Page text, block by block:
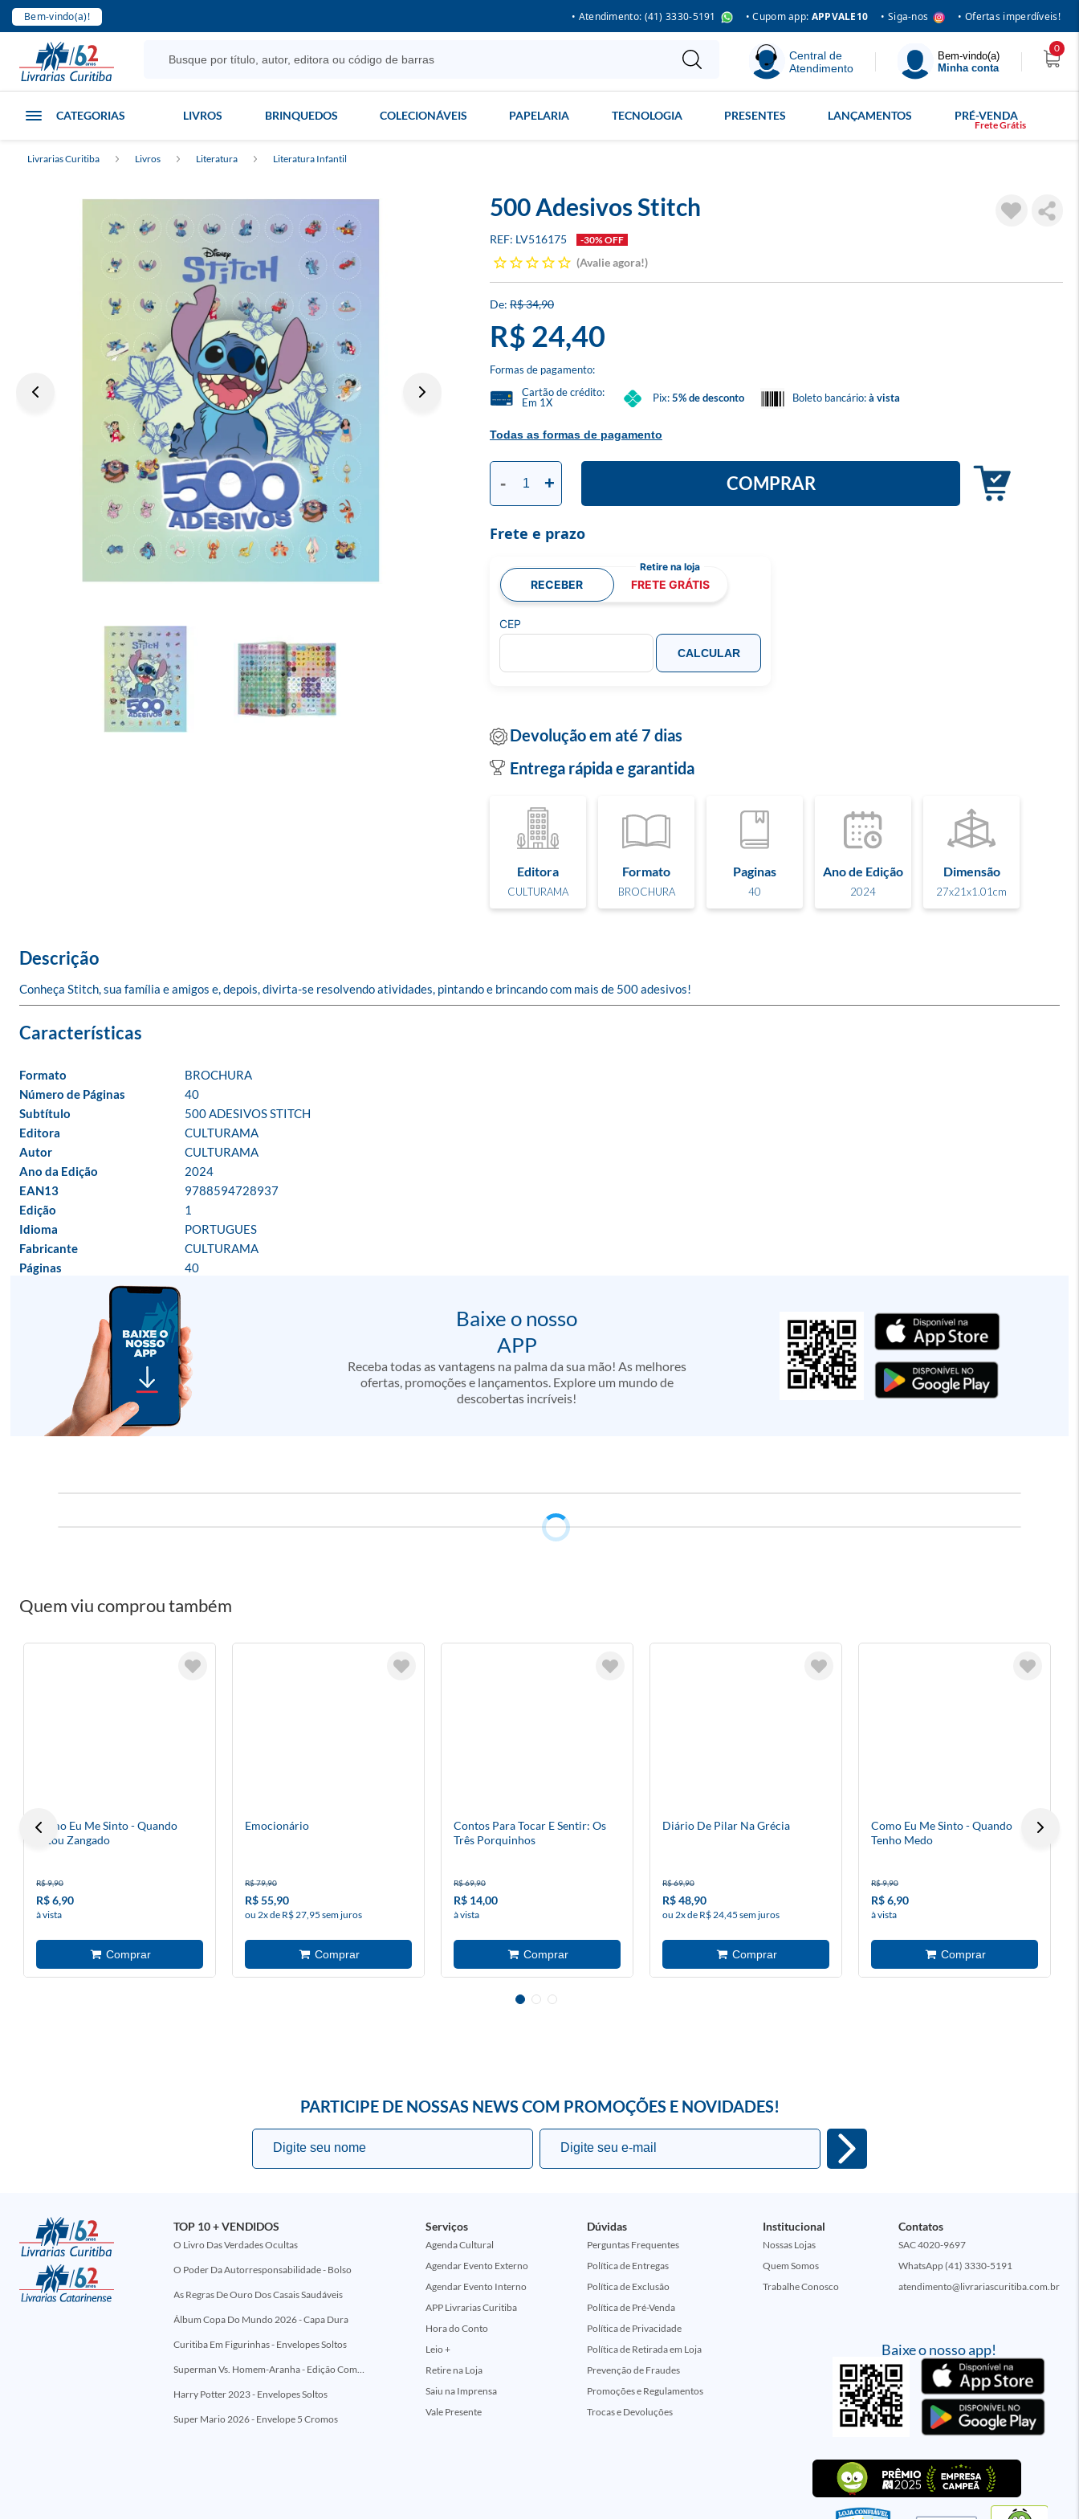
Bem-vindo(a)! • Atendimento: (41) 3330-5191 • Cupom app: APPVALE10 • Siga-nos • Ofertas imperdíveis!
Central de
Atendimento
Bem-vindo(a)
Minha conta
0
CATEGORIAS LIVROS BRINQUEDOS COLECIONÁVEIS PAPELARIA TECNOLOGIA PRESENTES LANÇAMENTOS PRÉ-VENDA
Livrarias Curitiba Livros Literatura Literatura Infantil
500 Adesivos Stitch
LV516175 -30% OFF
Avalie agora!
R$ 34,90
R$ 24,40
Formas de pagamento:
Todas as formas de pagamento
Cartão de crédito:
Em 1X
Pix:5% de desconto Boleto bancário:à vista
- + COMPRAR
Frete e prazo
RECEBER FRETE GRÁTIS
CEP
CALCULAR
Devolução em até 7 dias
Entrega rápida e garantida
Editora
CULTURAMA
Formato
BROCHURA
Paginas
40
Ano de Edição
2024
Dimensão
27x21x1.01cm
Descrição
Conheça Stitch, sua família e amigos e, depois, divirta-se resolvendo atividades, pintando e brincando com mais de 500 adesivos!
Formato
BROCHURA
Número de Páginas
40
Subtítulo
500 ADESIVOS STITCH
Editora
CULTURAMA
Autor
CULTURAMA
Ano da Edição
2024
EAN13
9788594728937
Edição
1
Idioma
PORTUGUES
Fabricante
CULTURAMA
Páginas
40
Baixe o nosso
APP
Receba todas as vantagens na palma da sua mão! As melhores
ofertas, promoções e lançamentos. Explore um mundo de
descobertas incríveis!
Quem viu comprou também
Como Eu Me Sinto - Quando
Estou Zangado
R$ 9,90
R$ 6,90
à vista
Emocionário
R$ 79,90
R$ 55,90
ou 2x de R$ 27,95 sem juros
Contos Para Tocar E Sentir: Os
Três Porquinhos
R$ 69,90
R$ 14,00
à vista
Diário De Pilar Na Grécia
R$ 69,90
R$ 48,90
ou 2x de R$ 24,45 sem juros
Como Eu Me Sinto - Quando
Tenho Medo
R$ 9,90
R$ 6,90
à vista
PARTICIPE DE NOSSAS NEWS COM PROMOÇÕES E NOVIDADES!
Baixe o nosso app!
TOP 10 + VENDIDOS
O Livro Das Verdades Ocultas
O Poder Da Autorresponsabilidade - Bolso
As Regras De Ouro Dos Casais Saudáveis
Álbum Copa Do Mundo 2026 - Capa Dura
Curitiba Em Figurinhas - Envelopes Soltos
Superman Vs. Homem-Aranha - Edição Comemorativa 50 Anos (Encontros Clássicos Dc E Marvel)
Harry Potter 2023 - Envelopes Soltos
Super Mario 2026 - Envelope 5 Cromos
Serviços
Agenda Cultural
Agendar Evento Externo
Agendar Evento Interno
APP Livrarias Curitiba
Hora do Conto
Leio +
Retire na Loja
Saiu na Imprensa
Vale Presente
Dúvidas
Perguntas Frequentes
Política de Entregas
Política de Exclusão
Política de Pré-Venda
Política de Privacidade
Política de Retirada em Loja
Prevenção de Fraudes
Promoções e Regulamentos
Trocas e Devoluções
Institucional
Nossas Lojas
Quem Somos
Trabalhe Conosco
Contatos
SAC 4020-9697
WhatsApp (41) 3330-5191
atendimento@livrariascuritiba.com.br